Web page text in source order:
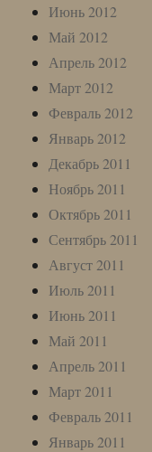
Июнь 2012
Май 2012
Апрель 2012
Март 2012
Февраль 2012
Январь 2012
Декабрь 2011
Ноябрь 2011
Октябрь 2011
Сентябрь 2011
Август 2011
Июль 2011
Июнь 2011
Май 2011
Апрель 2011
Март 2011
Февраль 2011
Январь 2011